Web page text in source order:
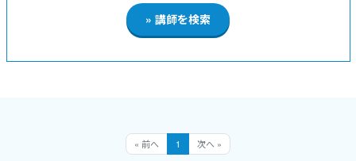
« 前へ 1 次へ »